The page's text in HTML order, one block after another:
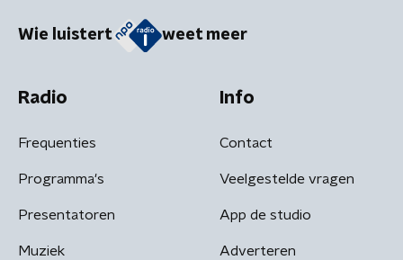
Wie luistert weet meer
Radio
Frequenties
Programma's
Presentatoren
Muziek
Info
Contact
Veelgestelde vragen
App de studio
Adverteren